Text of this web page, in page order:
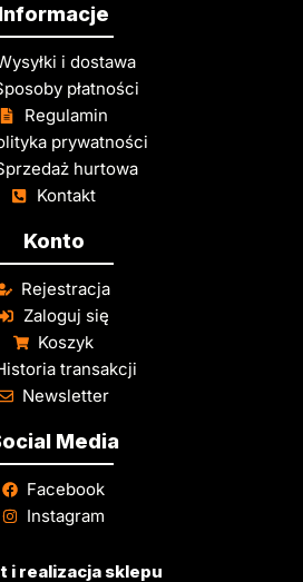
Informacje
i dostawa
płatności
Regulamin
prywatności
hurtowa
Kontakt
Konto
Rejestracja
Zaloguj się
Koszyk
transakcji
Newsletter
Media
Facebook
Instagram
i realizacja sklepu